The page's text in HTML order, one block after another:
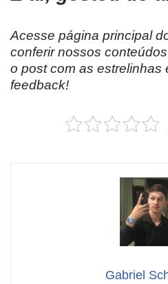
Acesse página principal
conferir nossos
o post com as estrelinhas
feedback!
Gabriel